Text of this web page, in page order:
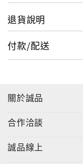
略，集結成關鍵的
專業的MBA課程
和圖例說明引領你
開創全新事業或是
讀的商業寶典！
新的商業模式！案
決定開創新型郵購
場B to B的行銷勝
退貨說明
付款/配送
關於誠品
合作洽談
誠品線上